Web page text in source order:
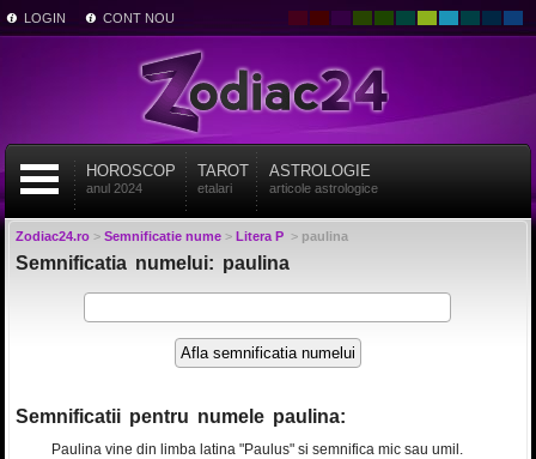
LOGIN CONT NOU
HOROSCOP
anul 2024
TAROT
etalari
ASTROLOGIE
articole astrologice
Zodiac24.ro> Semnificatie nume> Litera P> paulina
Semnificatia numelui: paulina
Semnificatii pentru numele paulina:
Paulina vine din limba latina "Paulus" si semnifica mic sau umil.